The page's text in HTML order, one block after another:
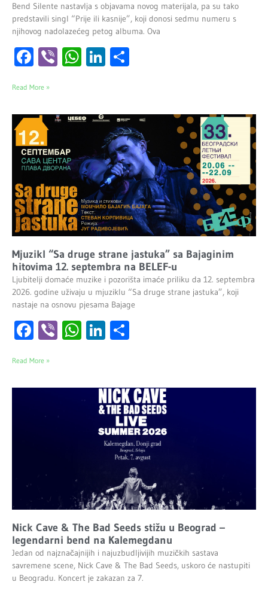
Bend Silente nastavlja s objavama novog materijala, pa su tako
predstavili singl “Prije ili kasnije”, koji donosi sedmu numeru s
njihovog nadolazećeg petog albuma. Ova
Facebook
ViberWhatsApp
LinkedIn
Read More »
Mjuzikl “Sa druge strane jastuka” sa Bajaginim
hitovima 12. septembra na BELEF-u
Ljubitelji domaće muzike i pozorišta imaće priliku da 12. septembra
2026. godine uživaju u mjuziklu “Sa druge strane jastuka”, koji
nastaje na osnovu pjesama Bajage
Facebook
ViberWhatsApp
LinkedIn
Read More »
Nick Cave & The Bad Seeds stižu u Beograd –
legendarni bend na Kalemegdanu
Jedan od najznačajnijih i najuzbudljivijih muzičkih sastava
savremene scene, Nick Cave & The Bad Seeds, uskoro će nastupiti
u Beogradu. Koncert je zakazan za 7.